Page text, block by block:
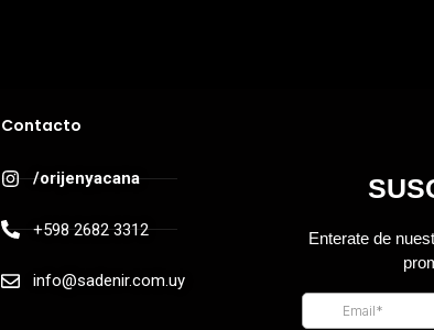
Contacto
/orijenyacana
+598 2682 3312
info@sadenir.com.uy